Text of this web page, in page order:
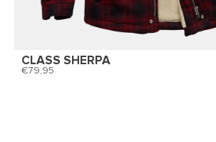
CLASS SHERPA
79,95